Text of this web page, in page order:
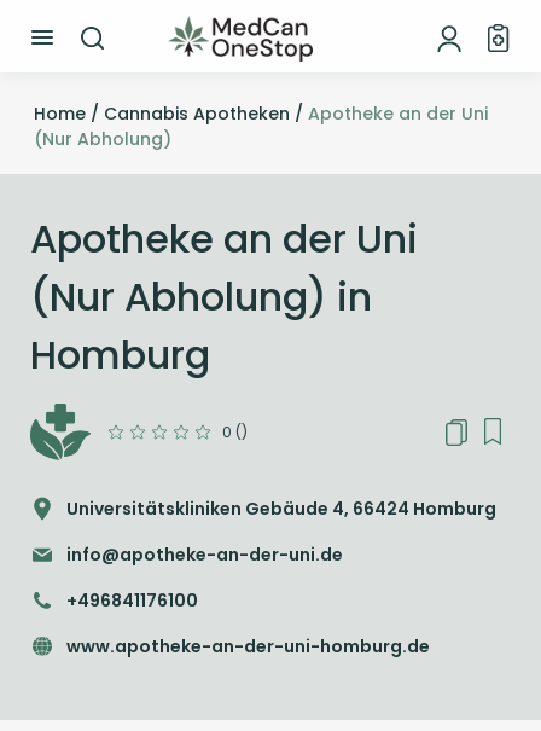
Home / Cannabis Apotheken / Apotheke an der Uni
(Nur Abholung)
Apotheke an der Uni
(Nur Abholung) in
Homburg
0 ()
Universitätskliniken Gebäude 4, 66424 Homburg
info@apotheke-an-der-uni.de
+496841176100
www.apotheke-an-der-uni-homburg.de